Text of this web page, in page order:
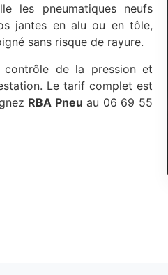
les pneumatiques neufs
jantes en alu ou en tôle,
sans risque de rayure.
contrôle de la pression et
Le tarif complet est
RBA Pneu au 06 69 55